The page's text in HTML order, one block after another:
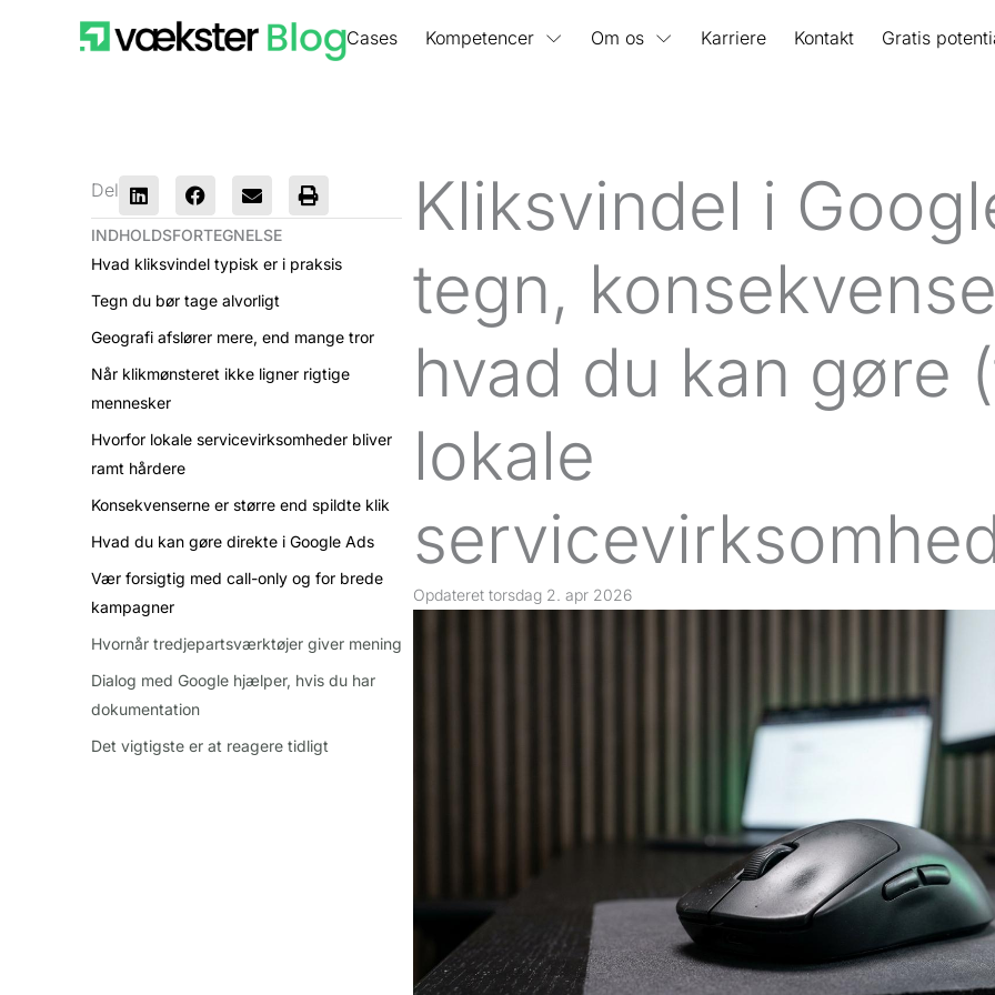
Cases Kompetencer Om os Karriere Kontakt Gratis
Del
INDHOLDSFORTEGNELSE
Hvad kliksvindel typisk er i praksis
Tegn du bør tage alvorligt
Geografi afslører mere, end mange tror
Når klikmønsteret ikke ligner rigtige
mennesker
Hvorfor lokale servicevirksomheder bliver
ramt hårdere
Konsekvenserne er større end spildte klik
Hvad du kan gøre direkte i Google Ads
Vær forsigtig med call-only og for brede
kampagner
Hvornår tredjepartsværktøjer giver mening
Dialog med Google hjælper, hvis du har
dokumentation
Det vigtigste er at reagere tidligt
Kliksvindel i
tegn,
hvad du kan gøre
lokale
Opdateret torsdag 2. apr 2026